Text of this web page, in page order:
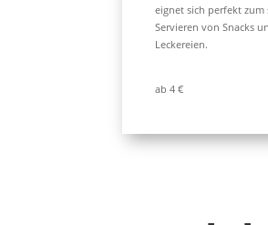
eignet sich perfekt zum
Servieren von Snacks
Leckereien.
ab 4 €